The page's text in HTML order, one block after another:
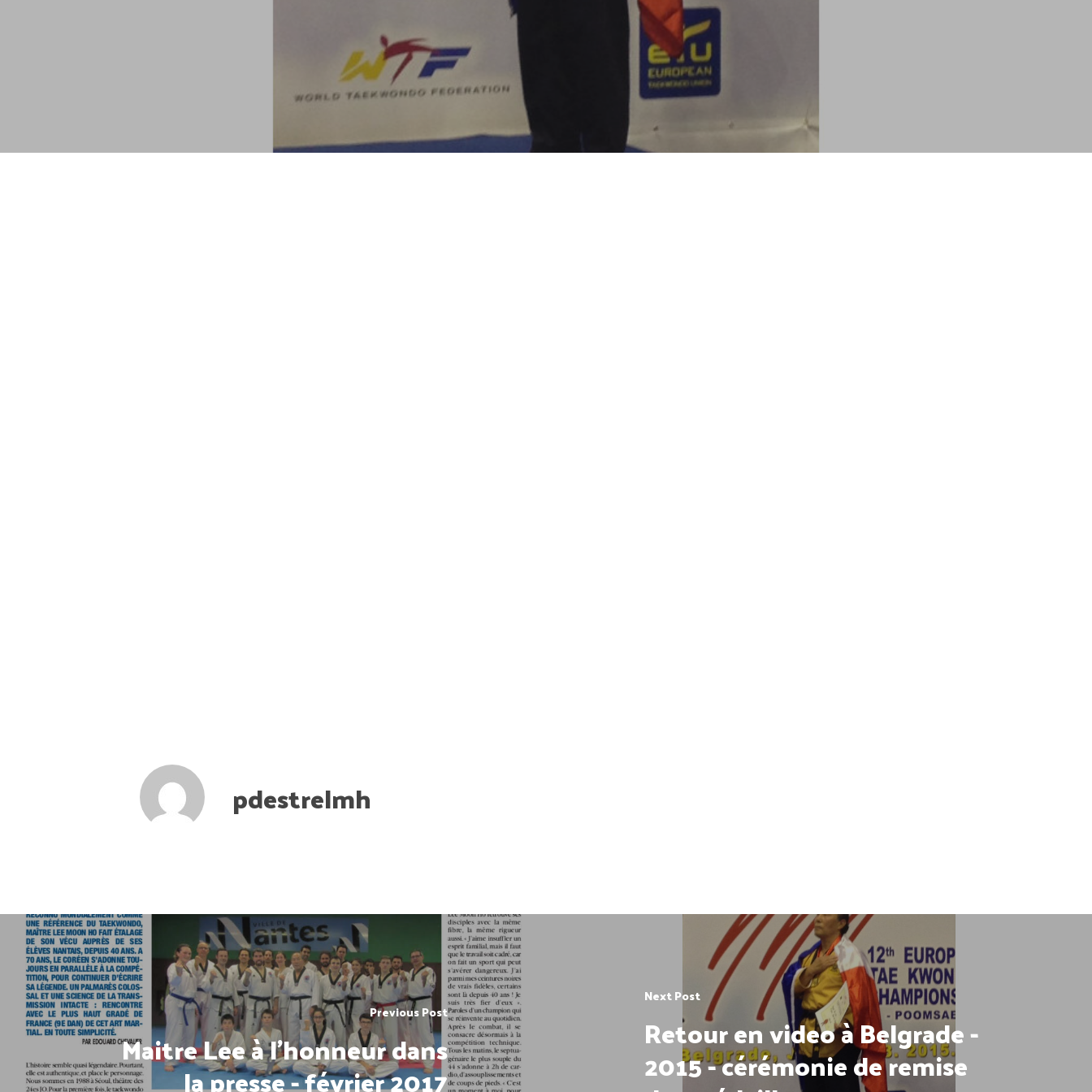
pdestrelmh
Previous Post
Maitre Lee à l'honneur dans
la presse - février 2017
Next Post
Retour en video à Belgrade -
2015 - cérémonie de remise